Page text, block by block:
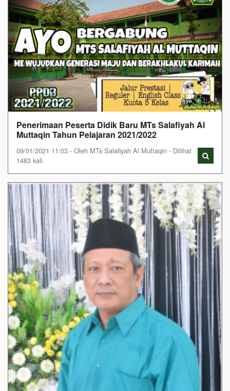
Penerimaan Peserta Didik Baru MTs Salafiyah Al
Muttaqin Tahun Pelajaran 2021/2022
09/01/2021 11:03 - Oleh MTs Salafiyah Al Muttaqin - Dilihat
1483 kali